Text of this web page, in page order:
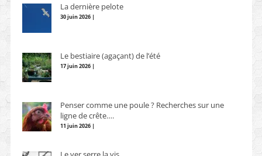
La dernière pelote
30 juin 2026 |
Le bestiaire (agaçant) de l’été
17 juin 2026 |
Penser comme une poule ? Recherches sur une
ligne de crête….
11 juin 2026 |